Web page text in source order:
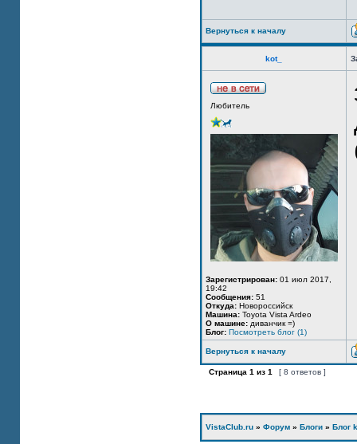
Вернуться к началу
kot_
Любитель
Зарегистрирован: 01 июл 2017,
19:42
Сообщения: 51
Откуда: Новороссийск
Машина: Toyota Vista Ardeo
О машине: диванчик =)
Блог: Посмотреть блог (1)
Вернуться к началу
Страница 1 из 1 [ 8 ответов ]
VistaClub.ru » Форум » Блоги » Блог